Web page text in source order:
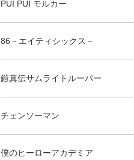
PUI PUI モルカー
86－エイティシックス－
鎧真伝サムライトルーパー
チェンソーマン
僕のヒーローアカデミア